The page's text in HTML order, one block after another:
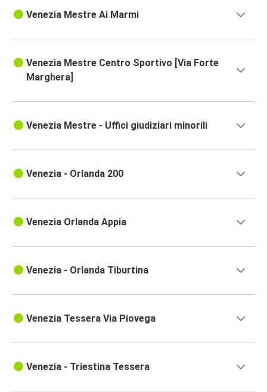
Venezia Mestre Ai Marmi
Venezia Mestre Centro Sportivo [Via Forte
Marghera]
Venezia Mestre - Uffici giudiziari minorili
Venezia - Orlanda 200
Venezia Orlanda Appia
Venezia - Orlanda Tiburtina
Venezia Tessera Via Piovega
Venezia - Triestina Tessera